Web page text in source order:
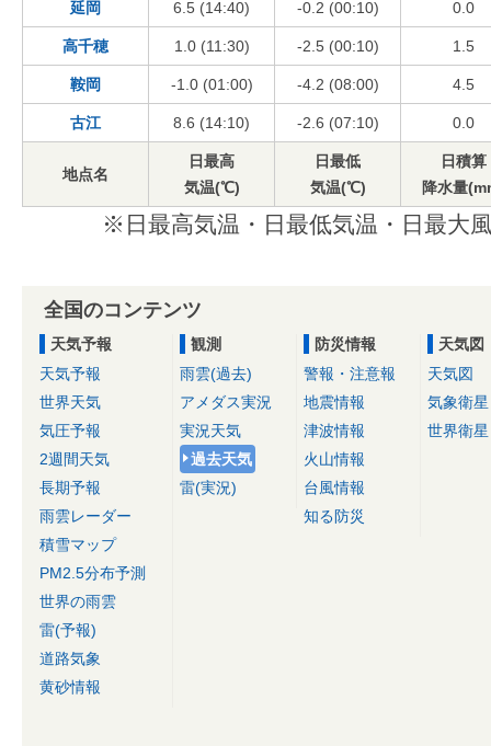
延岡 6.5 (14:40) -0.2 (00:10) 0.0
高千穂 1.0 (11:30) -2.5 (00:10) 1.5
鞍岡 -1.0 (01:00) -4.2 (08:00) 4.5
古江 8.6 (14:10) -2.6 (07:10) 0.0
地点名
日最高
気温(℃)
日最低
気温(℃)
日積算
降水量
※日最高気温・日最低気温・日最大
全国のコンテンツ
天気予報
天気予報
世界天気
気圧予報
2週間天気
長期予報
雨雲レーダー
積雪マップ
PM2.5分布予測
世界の雨雲
雷(予報)
道路気象
黄砂情報
観測
雨雲(過去)
アメダス実況
実況天気
過去天気
雷(実況)
防災情報
警報・注意報
地震情報
津波情報
火山情報
台風情報
知る防災
天気図
天気図
気象衛星
世界衛星